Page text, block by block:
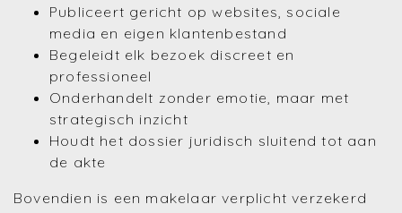
Publiceert gericht op websites, sociale
media en eigen klantenbestand
Begeleidt elk bezoek discreet en
professioneel
Onderhandelt zonder emotie, maar met
strategisch inzicht
Houdt het dossier juridisch sluitend tot aan
de akte
Bovendien is een makelaar verplicht verzekerd